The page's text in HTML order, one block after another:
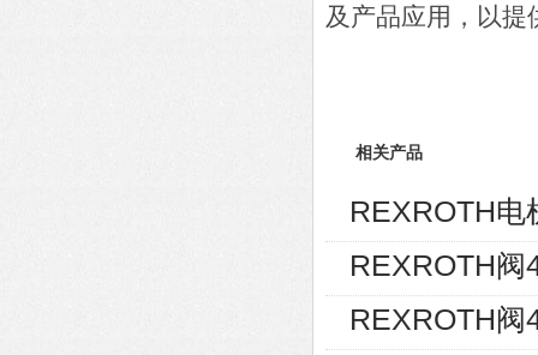
及产品应用，以提
相关产品
REXROTH电
REXROTH
REXROTH